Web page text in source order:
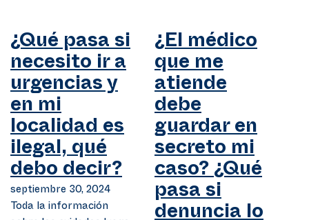
¿Qué pasa si
necesito ir a
urgencias y
en mi
localidad es
ilegal, qué
debo decir?
septiembre 30, 2024
Toda la información
¿El médico
que me
atiende
debe
guardar en
secreto mi
caso? ¿Qué
pasa si
denuncia lo